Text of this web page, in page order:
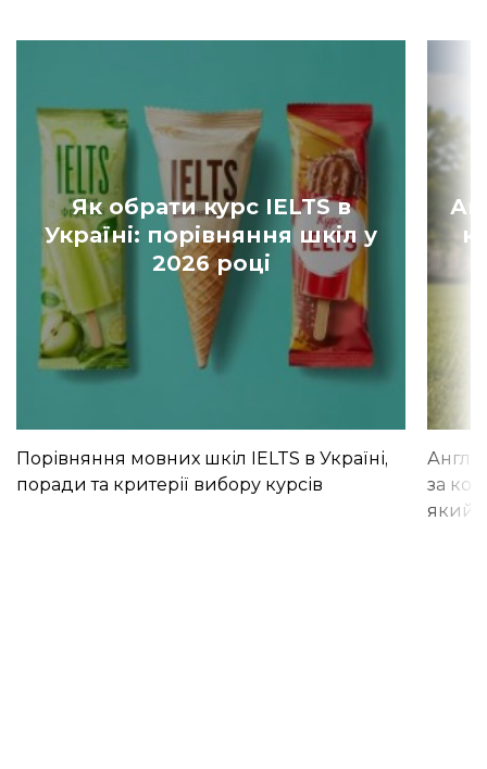
Як обрати курс IELTS в
Україні: порівняння шкіл у
2026 році
Порівняння мовних шкіл IELTS в Україні,
поради та критерії вибору курсів
за
який